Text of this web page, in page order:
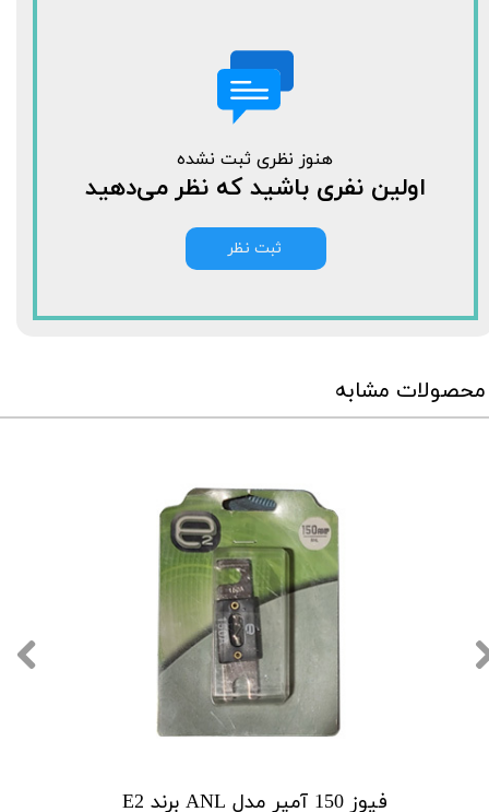
هنوز نظری ثبت نشده
اولین نفری باشید که نظر می‌دهید
ثبت نظر
محصولات مشابه
فیوز 150 آمپر مدل ANL برند E2